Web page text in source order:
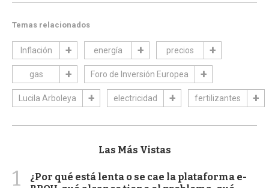
Temas relacionados
Inflación energía precios
gas Foro de Inversión Europea
Lucila Arboleya electricidad fertilizantes
Las Más Vistas
1
¿Por qué está lenta o se cae la plataforma e-